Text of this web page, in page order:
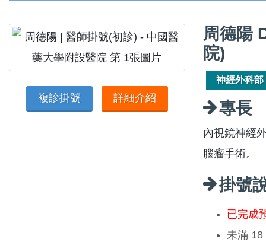
複診掛號 詳細介紹
周德陽
院)
神經外科部
專長
內視鏡神經
腦瘤手術。
掛號
已完成
未滿 18